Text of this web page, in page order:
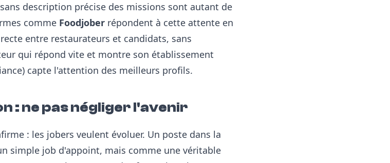
description précise des missions sont autant de
comme Foodjober répondent à cette attente en
entre restaurateurs et candidats, sans
qui répond vite et montre son établissement
capte l'attention des meilleurs profils.
: ne pas négliger l'avenir
: les jobers veulent évoluer. Un poste dans la
simple job d'appoint, mais comme une véritable